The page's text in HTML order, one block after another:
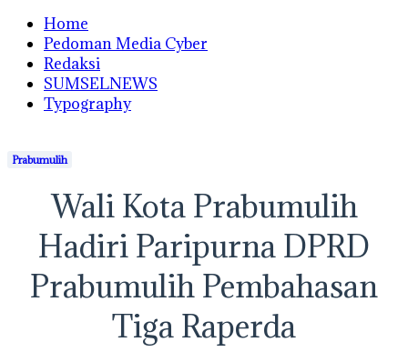
Home
Pedoman Media Cyber
Redaksi
SUMSELNEWS
Typography
Prabumulih
Wali Kota Prabumulih
Hadiri Paripurna DPRD
Prabumulih Pembahasan
Tiga Raperda